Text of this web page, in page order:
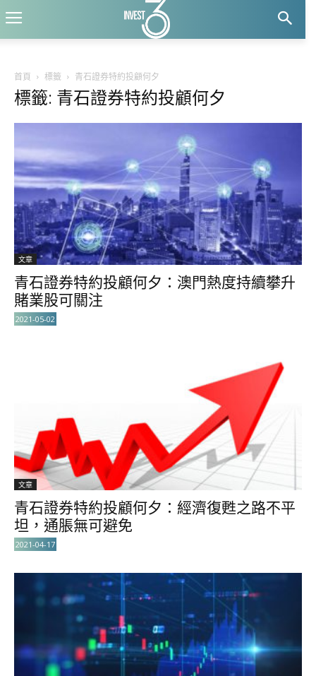
首頁 標籤 青石證券特約投顧何夕
標籤: 青石證券特約投顧何夕
文章
青石證券特約投顧何夕：澳門熱度持續攀升
賭業股可關注
2021-05-02
文章
青石證券特約投顧何夕：經濟復甦之路不平
坦，通脹無可避免
2021-04-17